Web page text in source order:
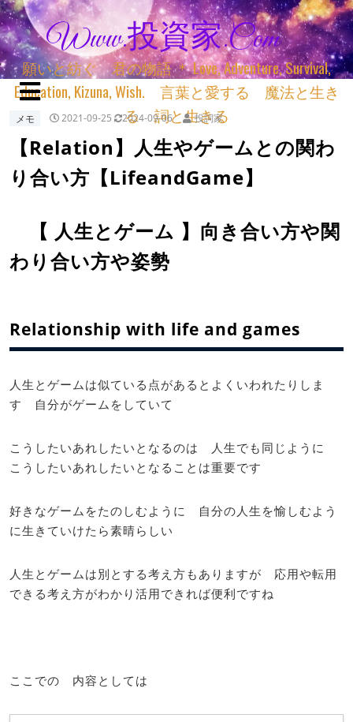
Www.投資家.com
願いと紡ぐ 君の物語 ＊ Love, Adventure, Survival,
Education, Kizuna, Wish. 言葉と愛する 魔法と生き
る 詞と生きる
メモ 2021-09-25 2024-09-06 投詞家
【Relation】人生やゲームとの関わ
り合い方【LifeandGame】
【 人生とゲーム 】向き合い方や関
わり合い方や姿勢
Relationship with life and games
人生とゲームは似ている点があるとよくいわれたりしま
す 自分がゲームをしていて
こうしたいあれしたいとなるのは 人生でも同じように
こうしたいあれしたいとなることは重要です
好きなゲームをたのしむように 自分の人生を愉しむよう
に生きていけたら素晴らしい
人生とゲームは別とする考え方もありますが 応用や転用
できる考え方がわかり活用できれば便利ですね
ここでの 内容としては